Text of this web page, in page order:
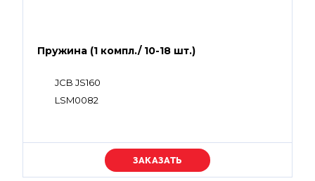
Пружина (1 компл./ 10-18 шт.)
JCB JS160
LSM0082
Уточняйте цену